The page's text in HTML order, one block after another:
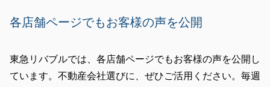
各店舗ページでもお客様の声を公開
東急リバブルでは、各店舗ページでもお客様の声を公開し
ています。不動産会社選びに、ぜひご活用ください。毎週